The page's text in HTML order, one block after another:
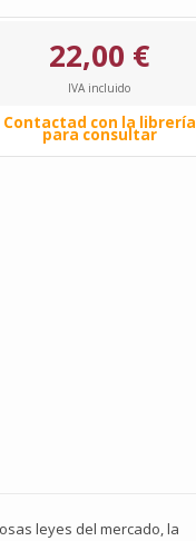
22,00 €
IVA incluido
Contactad con la librería
para consultar
leyes del mercado, la